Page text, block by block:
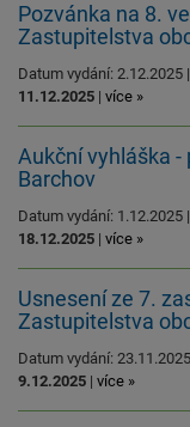
Pozvánka na 8.
Zastupitelstva
Datum vydání: 2.12.2025
11.12.2025 | více »
Aukční vyhláška
Barchov
Datum vydání: 1.12.2025
18.12.2025 | více »
Usnesení ze 7.
Zastupitelstva
Datum vydání:
9.12.2025 | více »